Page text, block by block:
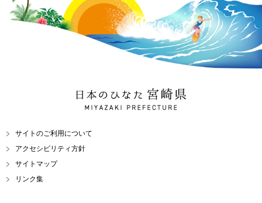
日本のひなた 宮崎県
MIYAZAKI PREFECTURE
サイトのご利用について
アクセシビリティ方針
サイトマップ
リンク集